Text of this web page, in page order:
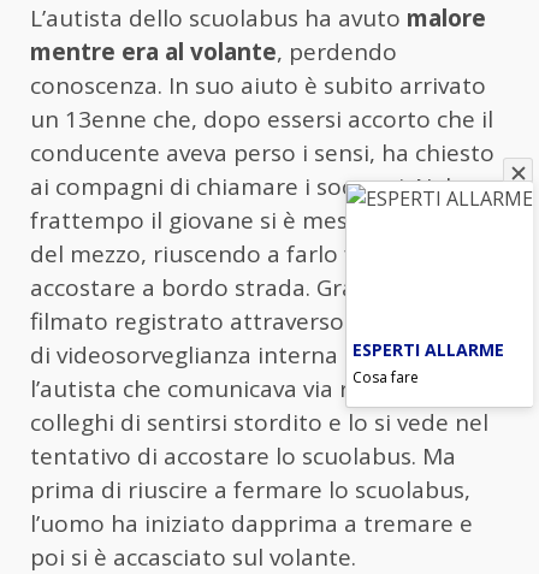
L’autista dello scuolabus ha avuto malore
mentre era al volante, perdendo
conoscenza. In suo aiuto è subito arrivato
un 13enne che, dopo essersi accorto che il
conducente aveva perso i sensi, ha chiesto
ai compagni di chiamare i soccorsi. Nel
frattempo il giovane si è messo alla guida
del mezzo, riuscendo a farlo frenare e ad
accostare a bordo strada. Grazie a un
filmato registrato attraverso le telecamere
di videosorveglianza interna al bus, si sente
l’autista che comunicava via radio ai
colleghi di sentirsi stordito e lo si vede nel
tentativo di accostare lo scuolabus. Ma
prima di riuscire a fermare lo scuolabus,
l’uomo ha iniziato dapprima a tremare e
poi si è accasciato sul volante.
ESPERTI ALLARME
Cosa fare